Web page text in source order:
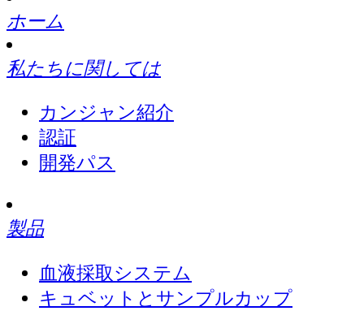
ホーム
私たちに関しては
カンジャン紹介
認証
開発パス
製品
血液採取システム
キュベットとサンプルカップ